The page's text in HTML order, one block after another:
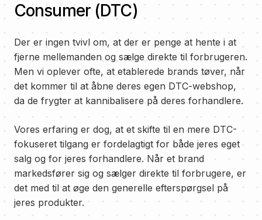
Consumer (DTC)
Der er ingen tvivl om, at der er penge at hente i at
fjerne mellemanden og sælge direkte til forbrugeren.
Men vi oplever ofte, at etablerede brands tøver, når
det kommer til at åbne deres egen DTC-webshop,
da de frygter at kannibalisere på deres forhandlere.
Vores erfaring er dog, at et skifte til en mere DTC-
fokuseret tilgang er fordelagtigt for både jeres eget
salg og for jeres forhandlere. Når et brand
markedsfører sig og sælger direkte til forbrugere, er
det med til at øge den generelle efterspørgsel på
jeres produkter.